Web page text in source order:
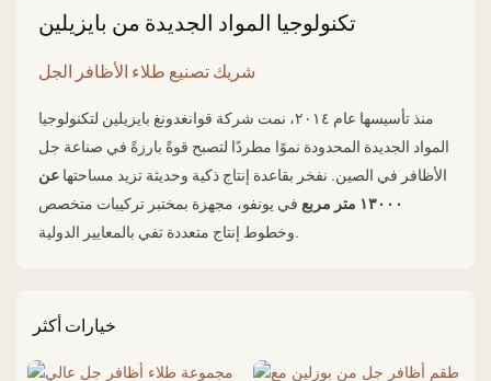
تكنولوجيا المواد الجديدة من بايزيلين
شريك تصنيع طلاء الأظافر الجل
منذ تأسيسها عام ٢٠١٤، نمت شركة قوانغدونغ بايزيلين لتكنولوجيا
المواد الجديدة المحدودة نموًا مطردًا لتصبح قوةً بارزةً في صناعة جل
الأظافر في الصين. نفخر بقاعدة إنتاج ذكية وحديثة تزيد مساحتها عن
١٣٠٠٠ متر مربع
في يونفو، مجهزة بمختبر تركيبات متخصص
وخطوط إنتاج متعددة تفي بالمعايير الدولية.
خيارات أكثر